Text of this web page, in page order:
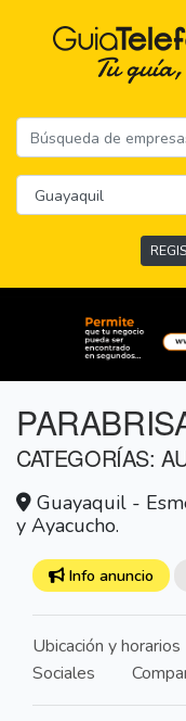
CATEGORÍAS:
Guayaquil -
y Ayacucho.
Info anuncio
Ubicación y horarios
Sociales